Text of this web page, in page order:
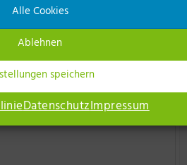
Alle Cookies
Ablehnen
speichern
DatenschutzImpressum